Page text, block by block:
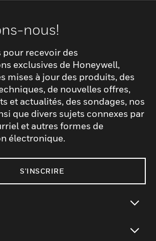
nous!
recevoir des
exclusives de Honeywell,
mises à jour des produits, des
de nouvelles offres,
et actualités, des sondages, nos
que divers sujets connexes par
et autres formes de
électronique.
S'INSCRIRE